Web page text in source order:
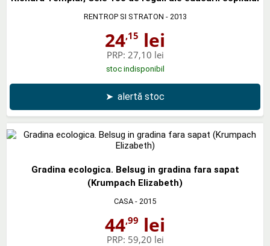
RENTROP SI STRATON - 2013
24,15 lei
PRP: 27,10 lei
stoc indisponibil
➤ alertă stoc
Gradina ecologica. Belsug in gradina fara sapat
(Krumpach Elizabeth)
CASA - 2015
44,99 lei
PRP: 59,20 lei